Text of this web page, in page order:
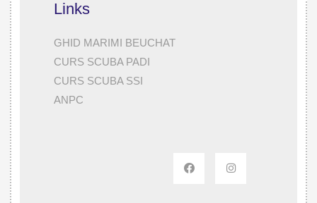
Links
GHID MARIMI BEUCHAT
CURS SCUBA PADI
CURS SCUBA SSI
ANPC